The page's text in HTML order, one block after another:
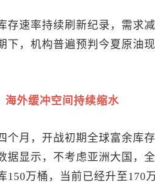
存速率持续刷新纪录，需求
下，机构普遍预判今夏原油
海外缓冲空间持续缩水
个月，开战初期全球富余库
据显示，不考虑亚洲大国，
150万桶，当前已经升至170